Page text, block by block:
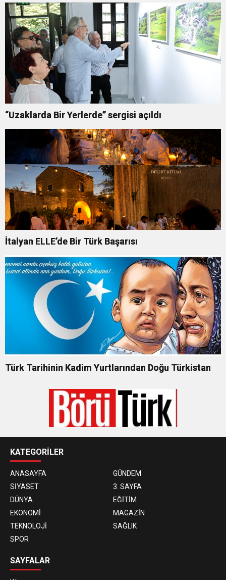
“Uzaklarda Bir Yerlerde” sergisi açıldı
İtalyan ELLE’de Bir Türk Başarısı
Türk Tarihinin Kadim Yurtlarından Doğu Türkistan
KATEGORİLER
ANASAYFA
GÜNDEM
SİYASET
3. SAYFA
DÜNYA
EĞİTİM
EKONOMİ
MAGAZİN
TEKNOLOJİ
SAĞLIK
SPOR
SAYFALAR